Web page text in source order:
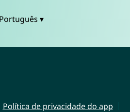
Português ▾
Política de privacidade do app